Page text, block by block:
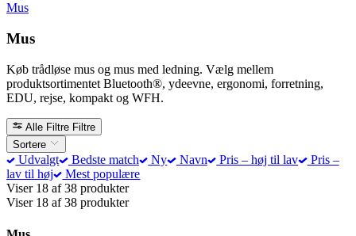
Mus
Mus
Køb trådløse mus og mus med ledning. Vælg mellem
produktsortimentet Bluetooth®, ydeevne, ergonomi, forretning,
EDU, rejse, kompakt og WFH.
Alle Filtre Filtre
Sortere
Udvalgt Bedste match Ny Navn Pris – høj til lav
Pris –
lav til høj
Mest populære
Viser 18 af 38 produkter
Viser 18 af 38 produkter